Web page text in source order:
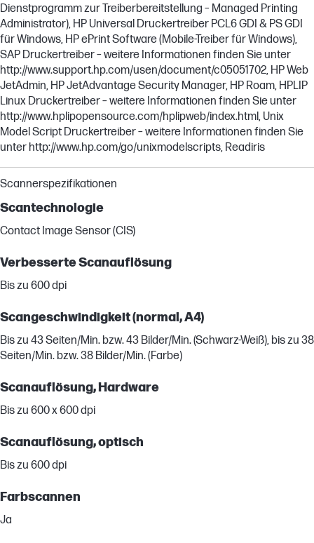
Dienstprogramm zur Treiberbereitstellung – Managed Printing
Administrator), HP Universal Druckertreiber PCL6 GDI & PS GDI
für Windows, HP ePrint Software (Mobile-Treiber für Windows),
SAP Druckertreiber – weitere Informationen finden Sie unter
http://www.support.hp.com/usen/document/c05051702, HP Web
JetAdmin, HP JetAdvantage Security Manager, HP Roam, HPLIP
Linux Druckertreiber – weitere Informationen finden Sie unter
http://www.hplipopensource.com/hplipweb/index.html, Unix
Model Script Druckertreiber – weitere Informationen finden Sie
unter http://www.hp.com/go/unixmodelscripts, Readiris
Scannerspezifikationen
Scantechnologie
Contact Image Sensor (CIS)
Verbesserte Scanauflösung
Bis zu 600 dpi
Scangeschwindigkeit (normal, A4)
Bis zu 43 Seiten/Min. bzw. 43 Bilder/Min. (Schwarz-Weiß), bis zu 38
Seiten/Min. bzw. 38 Bilder/Min. (Farbe)
Scanauflösung, Hardware
Bis zu 600 x 600 dpi
Scanauflösung, optisch
Bis zu 600 dpi
Farbscannen
Ja